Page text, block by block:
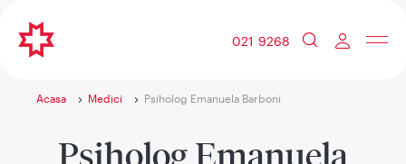
021 9268
Acasa Medici Psiholog Emanuela Barboni